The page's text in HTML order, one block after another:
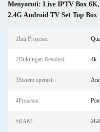
Menyoroti: Live IPTV Box 6K,
2.4G Android TV Set Top Box
1Inti Prosesor:
2Dukungan Resolusi: 4k
3Sistem operasi:
4Prosesor:
5RAM: